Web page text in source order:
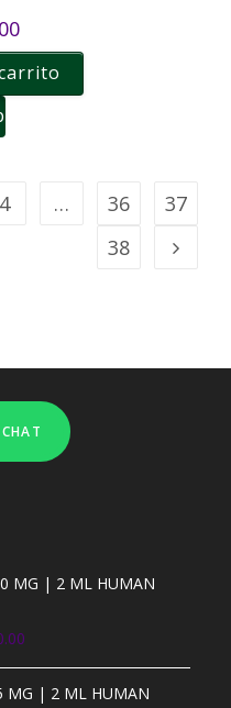
4 … 36
37
38
MG | 2 ML HUMAN
MG | 2 ML HUMAN